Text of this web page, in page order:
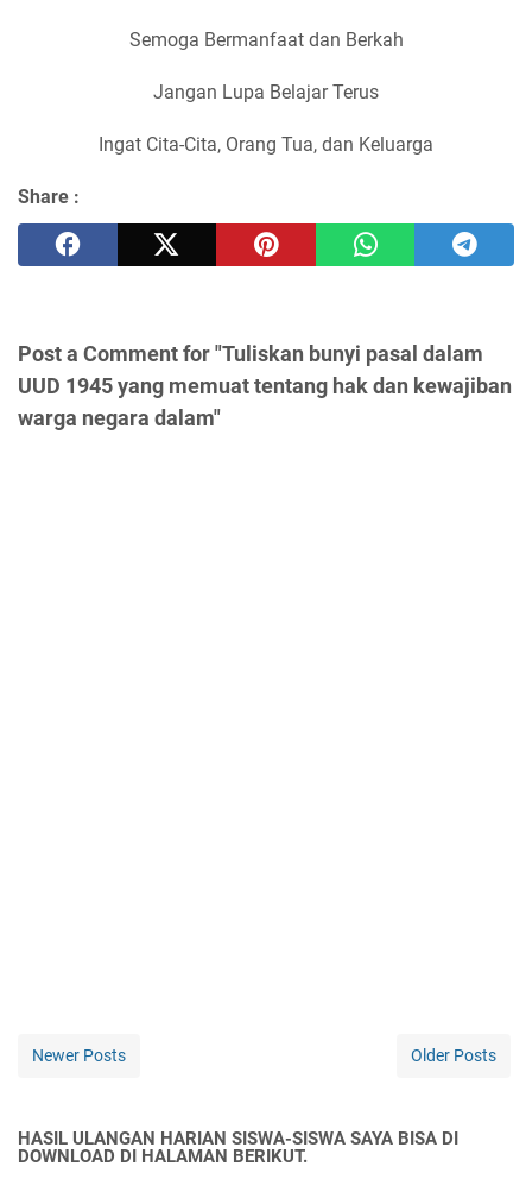
Semoga Bermanfaat dan Berkah
Jangan Lupa Belajar Terus
Ingat Cita-Cita, Orang Tua, dan Keluarga
Share :
Post a Comment for "Tuliskan bunyi pasal dalam
UUD 1945 yang memuat tentang hak dan kewajiban
warga negara dalam"
Newer Posts Older Posts
HASIL ULANGAN HARIAN SISWA-SISWA SAYA BISA DI
DOWNLOAD DI HALAMAN BERIKUT.